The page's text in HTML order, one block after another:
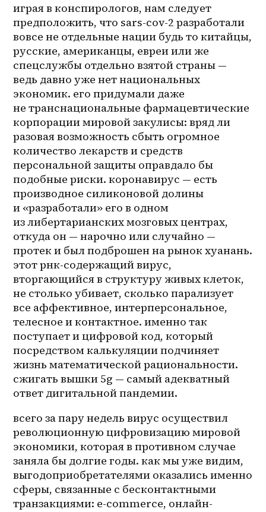
играя в конспирологов, нам следует
предположить, что sars-cov-2 разработали
вовсе не отдельные нации будь то китайцы,
русские, американцы, евреи или же
спецслужбы отдельно взятой страны —
ведь давно уже нет национальных
экономик. его придумали даже
не транснациональные фармацевтические
корпорации мировой закулисы: вряд ли
разовая возможность сбыть огромное
количество лекарств и средств
персональной защиты оправдало бы
подобные риски. коронавирус — есть
производное силиконовой долины
и «разработали» его в одном
из либертарианских мозговых центрах,
откуда он — нарочно или случайно —
протек и был подброшен на рынок хуанань.
этот рнк-содержащий вирус,
вторгающийся в структуру живых клеток,
не столько убивает, сколько парализует
все аффективное, интерперсональное,
телесное и контактное. именно так
поступает и цифровой код, который
посредством калькуляции подчиняет
жизнь математической рациональности.
сжигать вышки 5g — самый адекватный
ответ дигитальной пандемии.
всего за пару недель вирус осуществил
революционную цифровизацию мировой
экономики, которая в противном случае
заняла бы долгие годы. как мы уже видим,
выгодоприобретателями оказались именно
сферы, связанные с бесконтактными
транзакциями: e-commerce, онлайн-